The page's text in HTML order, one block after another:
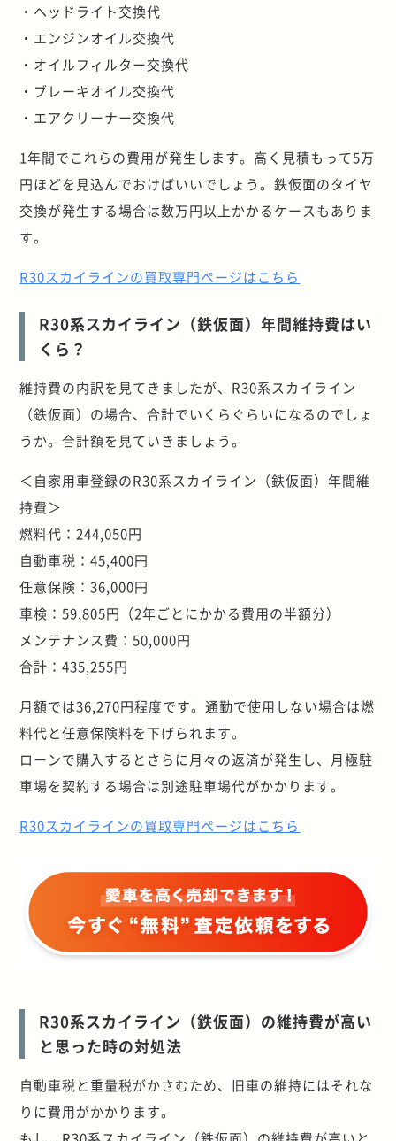
・ヘッドライト交換代
・エンジンオイル交換代
・オイルフィルター交換代
・ブレーキオイル交換代
・エアクリーナー交換代
1年間でこれらの費用が発生します。高く見積もって5万
円ほどを見込んでおけばいいでしょう。鉄仮面のタイヤ
交換が発生する場合は数万円以上かかるケースもありま
す。
R30スカイラインの買取専門ページはこちら
R30系スカイライン（鉄仮面）年間維持費はい
くら？
維持費の内訳を見てきましたが、R30系スカイライン
（鉄仮面）の場合、合計でいくらぐらいになるのでしょ
うか。合計額を見ていきましょう。
＜自家用車登録のR30系スカイライン（鉄仮面）年間維
持費＞
燃料代：244,050円
自動車税：45,400円
任意保険：36,000円
車検：59,805円（2年ごとにかかる費用の半額分）
メンテナンス費：50,000円
合計：435,255円
月額では36,270円程度です。通勤で使用しない場合は燃
料代と任意保険料を下げられます。
ローンで購入するとさらに月々の返済が発生し、月極駐
車場を契約する場合は別途駐車場代がかかります。
R30スカイラインの買取専門ページはこちら
R30系スカイライン（鉄仮面）の維持費が高い
と思った時の対処法
自動車税と重量税がかさむため、旧車の維持にはそれな
りに費用がかかります。